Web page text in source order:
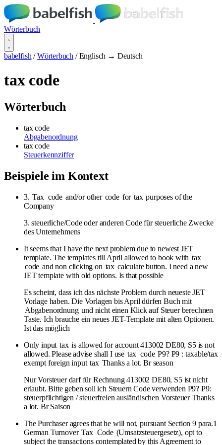
Wörterbuch
babelfish / Wörterbuch / Englisch → Deutsch
tax code
Wörterbuch
tax code
Abgabenordnung
tax code
Steuerkennziffer
Beispiele im Kontext
3. Tax code and/or other code for tax purposes of the
Company
3. steuerliche/Code oder anderen Code für steuerliche Zwecke
des Unternehmens
It seems that I have the next problem due to newest JET
template. The templates till April allowed to book with tax
code and non clicking on tax calculate button. I need a new
JET template with old options. Is that possible
Es scheint, dass ich das nächste Problem durch neueste JET
Vorlage haben. Die Vorlagen bis April dürfen Buch mit
Abgabenordnung und nicht einen Klick auf Steuer berechnen
Taste. Ich brauche ein neues JET-Template mit alten Optionen.
Ist das möglich
Only input tax is allowed for account 413002 DE80, S5 is not
allowed. Please advise shall I use tax code P9? P9 : taxable/tax
exempt foreign input tax Thanks a lot. Br season
Nur Vorsteuer darf für Rechnung 413002 DE80, S5 ist nicht
erlaubt. Bitte geben soll ich Steuern Code verwenden P9? P9:
steuerpflichtigen / steuerfreien ausländischen Vorsteuer Thanks
a lot. Br Saison
The Purchaser agrees that he will not, pursuant Section 9 para.1
German Turnover Tax Code (Umsatzsteuergesetz), opt to
subject the transactions contemplated by this Agreement to